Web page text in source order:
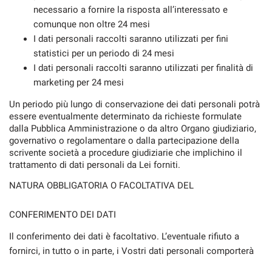
necessario a fornire la risposta all’interessato e
comunque non oltre 24 mesi
I dati personali raccolti saranno utilizzati per fini
statistici per un periodo di 24 mesi
I dati personali raccolti saranno utilizzati per finalità di
marketing per 24 mesi
Un periodo più lungo di conservazione dei dati personali potrà
essere eventualmente determinato da richieste formulate
dalla Pubblica Amministrazione o da altro Organo giudiziario,
governativo o regolamentare o dalla partecipazione della
scrivente società a procedure giudiziarie che implichino il
trattamento di dati personali da Lei forniti.
NATURA OBBLIGATORIA O FACOLTATIVA DEL
CONFERIMENTO DEI DATI
Il conferimento dei dati è facoltativo. L’eventuale rifiuto a
fornirci, in tutto o in parte, i Vostri dati personali comporterà